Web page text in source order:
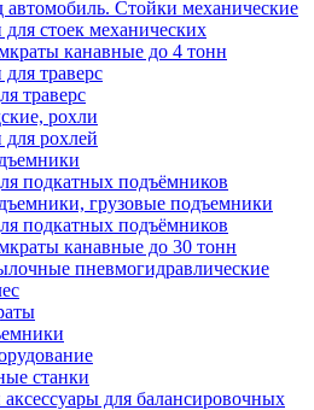
автомобиль. Стойки механические
для стоек механических
канавные до 4 тонн
для траверс
траверс
рохли
для рохлей
подкатных подъёмников
грузовые подъемники
подкатных подъёмников
канавные до 30 тонн
пневмогидравлические
станки
для балансировочных